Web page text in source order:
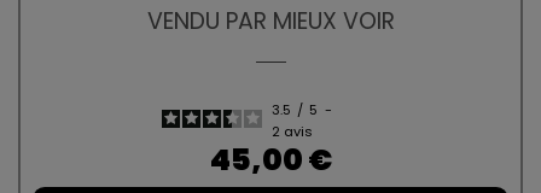
VENDU PAR MIEUX VOIR
3.5 / 5 -
2 avis
Prix
45,00 €